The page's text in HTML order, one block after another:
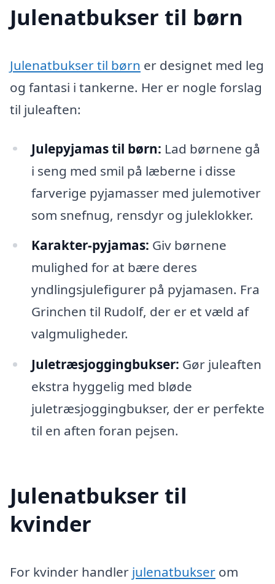
Julenatbukser til børn
Julenatbukser til børn er designet med leg
og fantasi i tankerne. Her er nogle forslag
til juleaften:
Julepyjamas til børn: Lad børnene gå
i seng med smil på læberne i disse
farverige pyjamasser med julemotiver
som snefnug, rensdyr og juleklokker.
Karakter-pyjamas: Giv børnene
mulighed for at bære deres
yndlingsjulefigurer på pyjamasen. Fra
Grinchen til Rudolf, der er et væld af
valgmuligheder.
Juletræsjoggingbukser: Gør juleaften
ekstra hyggelig med bløde
juletræsjoggingbukser, der er perfekte
til en aften foran pejsen.
Julenatbukser til
kvinder
For kvinder handler julenatbukser om